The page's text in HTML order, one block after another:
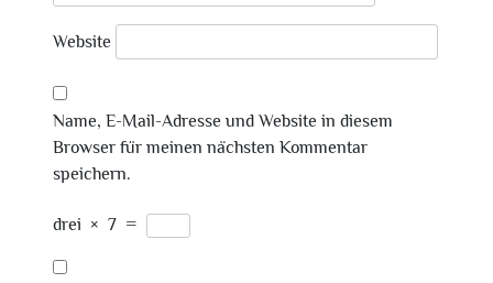
Website
Name, E-Mail-Adresse und Website in diesem
Browser für meinen nächsten Kommentar
speichern.
drei × 7 =